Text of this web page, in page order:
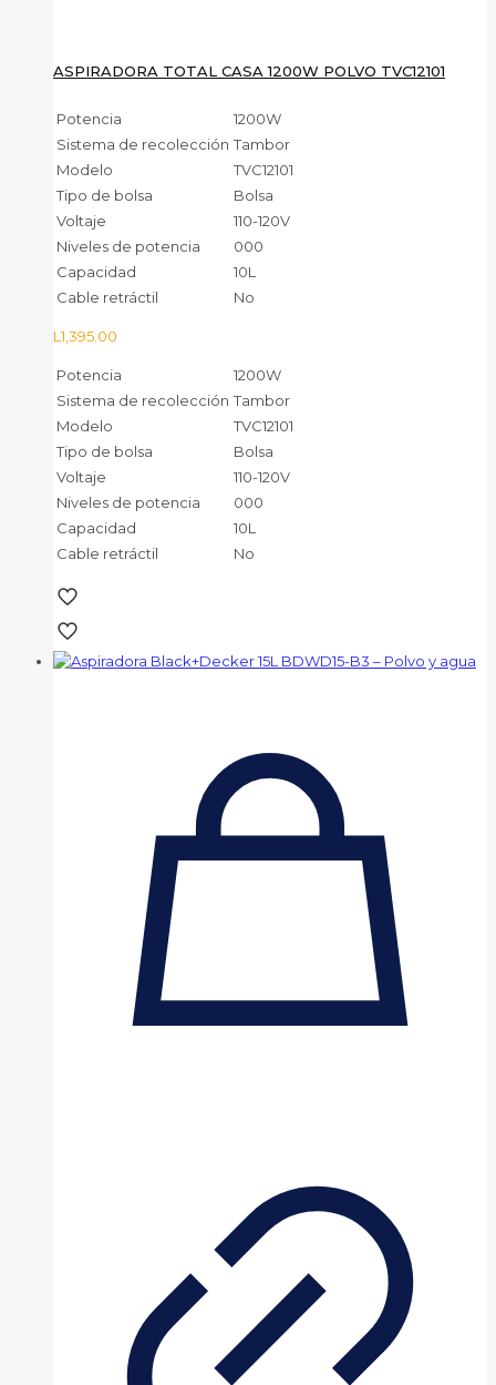
ASPIRADORA TOTAL CASA 1200W POLVO TVC12101
Potencia
1200W
Sistema de recolección Tambor
Modelo
TVC12101
Tipo de bolsa
Bolsa
Voltaje
110-120V
Niveles de potencia
000
Capacidad
10L
Cable retráctil
No
L1,395.00
Potencia
1200W
Sistema de recolección Tambor
Modelo
TVC12101
Tipo de bolsa
Bolsa
Voltaje
110-120V
Niveles de potencia
000
Capacidad
10L
Cable retráctil
No